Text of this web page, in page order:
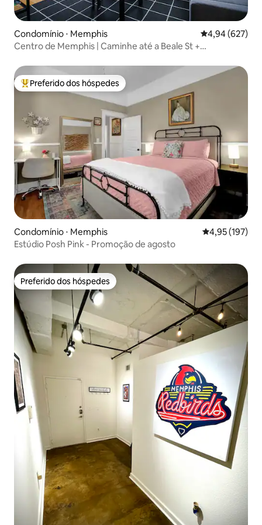
Condomínio ⋅ Memphis 4,94 de uma
4,94 (627)
Centro de Memphis | Caminhe até a Beale St +
Entre os melhores preferidos dos hóspedes
Preferido dos hóspedes
Condomínio ⋅ Memphis 4,95 de uma
4,95 (197)
Estúdio Posh Pink - Promoção de agosto
Preferido dos hóspedes
Preferido dos hóspedes